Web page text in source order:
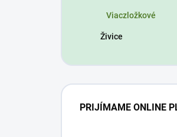
Viaczložkové
Živice
PRIJÍMAME ONLINE